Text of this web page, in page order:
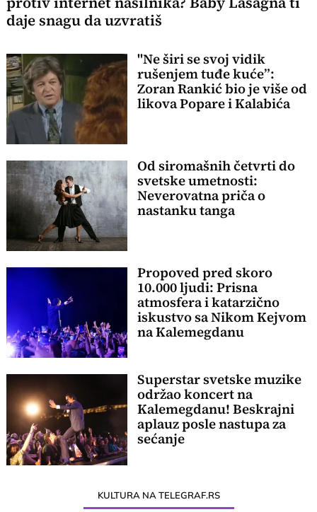
daje snagu da uzvratiš
"Ne širi se svoj vidik
rušenjem tuđe kuće”:
Zoran Rankić bio je više od
likova Popare i Kalabića
Od siromašnih četvrti do
svetske umetnosti:
Neverovatna priča o
nastanku tanga
Propoved pred skoro
10.000 ljudi: Prisna
atmosfera i katarzično
iskustvo sa Nikom Kejvom
na Kalemegdanu
Superstar svetske muzike
održao koncert na
Kalemegdanu! Beskrajni
aplauz posle nastupa za
sećanje
KULTURA NA TELEGRAF.RS